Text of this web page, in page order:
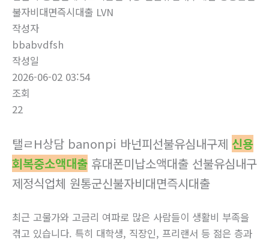
불자비대면즉시대출 LVN
작성자
bbabvdfsh
작성일
2026-06-02 03:54
조회
22
탤ㄹH상담 banonpi 바넌피선불유심내구제 신용
회복중소액대출 휴대폰미납소액대출 선불유심내구
제정식업체 원통군신불자비대면즉시대출
최근 고물가와 고금리 여파로 많은 사람들이 생활비 부족을
겪고 있습니다. 특히 대학생, 직장인, 프리랜서 등 젊은 층과